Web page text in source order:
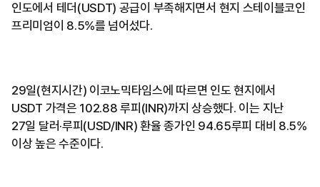
인도에서 테더(USDT) 공급이 부족해지면서 현지 스테이블코인
프리미엄이 8.5%를 넘어섰다.
29일(현지시간) 이코노믹타임스에 따르면 인도 현지에서
USDT 가격은 102.88 루피(INR)까지 상승했다. 이는 지난
27일 달러·루피(USD/INR) 환율 종가인 94.65루피 대비 8.5%
이상 높은 수준이다.